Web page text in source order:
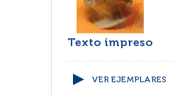
Texto impreso
VER EJEMPLARES